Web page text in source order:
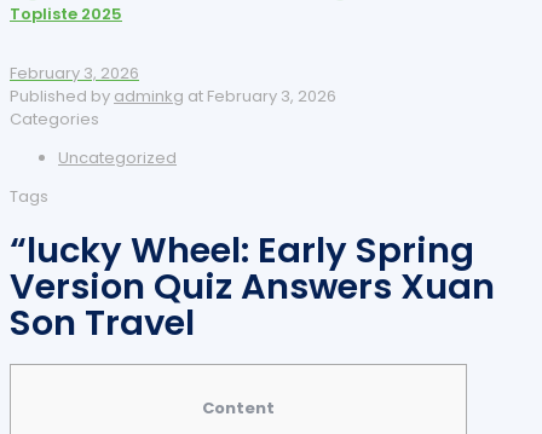
Topliste 2025
February 3, 2026
Published by adminkg at February 3, 2026
Categories
Uncategorized
Tags
“lucky Wheel: Early Spring
Version Quiz Answers Xuan
Son Travel
Content